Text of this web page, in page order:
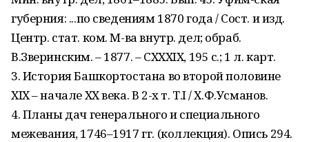
губерния: ...по сведениям 1870 года / Сост. и изд.
Центр. стат. ком. М-ва внутр. дел; обраб.
В.Зверинским. – 1877. – CXXXIX, 195 с.; 1 л. карт.
3. История Башкортостана во второй половине
XIX – начале XX века. В 2-х т. Т.I / Х.Ф.Усманов.
4. Планы дач генерального и специ­ального
межевания, 1746–1917 гг. (коллекция). Опись 294.